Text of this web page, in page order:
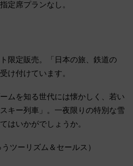
定席プランなし。
限定販売。「日本の旅、鉄道の
け付けています。
ムを知る世代には懐かしく、若い
キー列車」。一夜限りの特別な雪
はいかがでしょうか。
ツーリズム＆セールス）